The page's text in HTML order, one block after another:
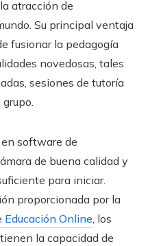
atracción de
Su principal ventaja
fusionar la pedagogía
novedosas, tales
sesiones de tutoría
software de
de buena calidad y
para iniciar.
proporcionada por la
Educación Online, los
la capacidad de